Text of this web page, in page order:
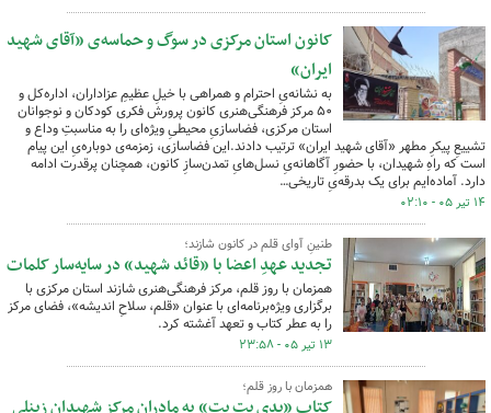
کانون استان مرکزی در سوگ و حماسه‌ی «آقای شهید
ایران»
به نشانه‌یِ احترام و همراهی با خیلِ عظیمِ عزاداران، اداره‌کل و
۵۰ مرکز فرهنگی‌هنری کانون پرورش فکری کودکان و نوجوانان
استان مرکزی، فضاسازیِ محیطیِ ویژه‌ای را به مناسبتِ وداع و
تشییعِ پیکرِ مطهر «آقای شهید ایران» ترتیب دادند.این فضاسازی، زمزمه‌ی دوباره‌یِ این پیام
است که راهِ شهیدان، با حضورِ آگاهانه‌یِ نسل‌هایِ تمدن‌سازِ کانون، همچنان پرقدرت ادامه
دارد. آماده‌ایم برای یک بدرقه‌یِ تاریخی…
۱۴ تیر ۰۵ - ۰۲:۱۰
طنینِ آوای قلم در کانون شازند؛
تجدید عهدِ اعضا با «قائد شهید» در سایه‌سار کلمات
همزمان با روز قلم، مرکز فرهنگی‌هنری شازند استان مرکزی با
برگزاری ویژه‌برنامه‌ای با عنوان «قلم، سلاحِ اندیشه»، فضای مرکز
را به عطر کتاب و تعهد آغشته کرد.
۱۳ تیر ۰۵ - ۲۳:۵۸
همزمان با روز قلم؛